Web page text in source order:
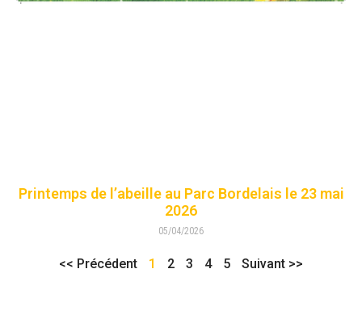
Printemps de l’abeille au Parc Bordelais le 23 mai
2026
05/04/2026
<< Précédent 1 2 3 4 5 Suivant >>